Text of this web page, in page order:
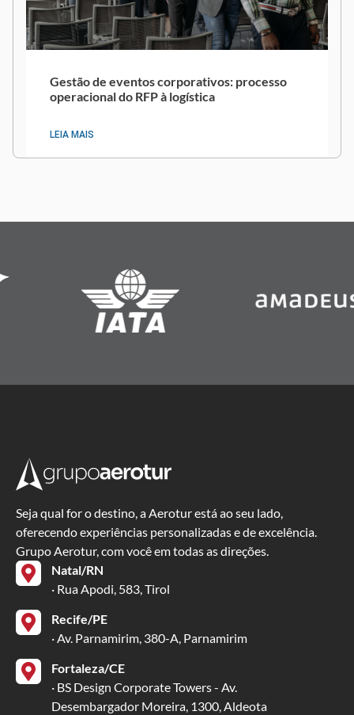
Gestão de eventos corporativos: processo
operacional do RFP à logística
LEIA MAIS
Seja qual for o destino, a Aerotur está ao seu lado,
oferecendo experiências personalizadas e de excelência.
Grupo Aerotur, com você em todas as direções.
Natal/RN
· Rua Apodi, 583, Tirol
Recife/PE
· Av. Parnamirim, 380-A, Parnamirim
Fortaleza/CE
· BS Design Corporate Towers - Av.
Desembargador Moreira, 1300, Aldeota